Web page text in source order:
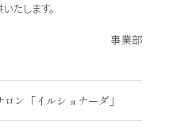
たします。
事業部
ン「イルショナーダ」